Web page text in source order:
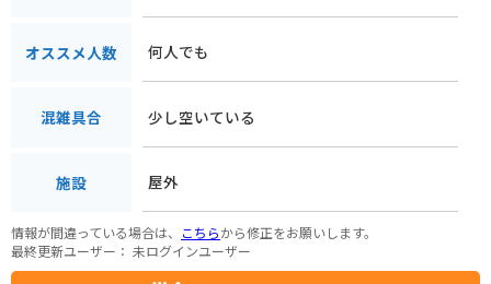
オススメ人数 何人でも
混雑具合 少し空いている
施設 屋外
情報が間違っている場合は、 こちらから修正をお願いします。
最終更新ユーザー： 未ログインユーザー